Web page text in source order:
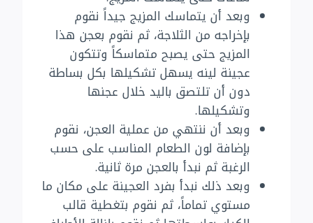
وبعد أن يتماسك المزيج جيداً نقوم
بإخراجه من الثلاجة، ثم نقوم بعجن هذا
المزيج حتى يصبح متماسكاً وتتكون
عجينة لينه يسهل تشكيلها بكل بساطة
دون أن تلتصق باليد خلال عجنها
وتشكيلها.
وبعد أن ننتهي من عملية العجن، نقوم
بإضافة لون الطعام المناسب على حسب
الرغبة ثم نبدأ بالعجن مرة ثانية.
وبعد ذلك نبدأ بفرد العجينة على مكان ما
مستوي تماماً، ثم نقوم بتغطية قالب